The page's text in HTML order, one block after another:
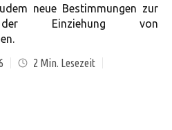
neue Bestimmungen zur
Einziehung von
2 Min. Lesezeit